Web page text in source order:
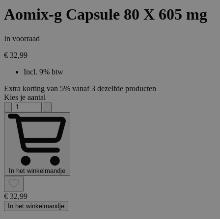
Aomix-g Capsule 80 X 605 mg
In voorraad
€ 32,99
Incl. 9% btw
Extra korting van 5% vanaf 3 dezelfde producten
Kies je aantal
In het winkelmandje
€ 32,99
In het winkelmandje